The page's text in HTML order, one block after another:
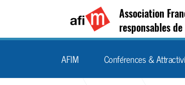
Association
responsables
AFIM Conférences &